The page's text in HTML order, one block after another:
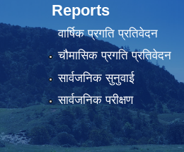
Reports
वार्षिक प्रगति प्रतिवेदन
चौमासिक प्रगति प्रतिवेदन
सार्वजनिक सुनुवाई
सार्वजनिक परीक्षण